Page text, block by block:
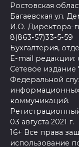
Ростовская
Багаевская ул.
И.О. Директора-
8(863-57)33-5-59
Бухгалтерия,
E-mail редакции:
Сетевое
Федеральной
коммуникаций.
03 августа 2021 г.
16+ Все права
использование